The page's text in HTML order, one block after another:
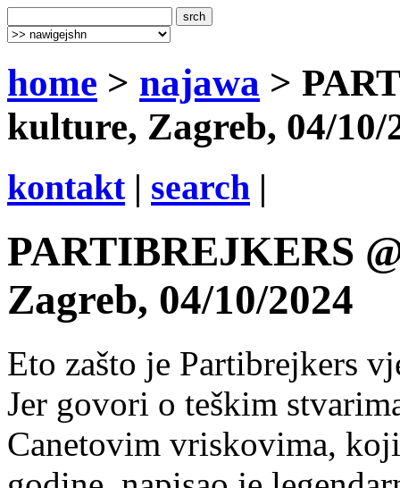
home > najawa >
kulture, Zagreb, 04/10/
kontakt| search |
PARTIBREJKERS
Zagreb, 04/10/2024
Eto zašto je Partibrejkers
Jer govori o teškim
Canetovim vriskovima,